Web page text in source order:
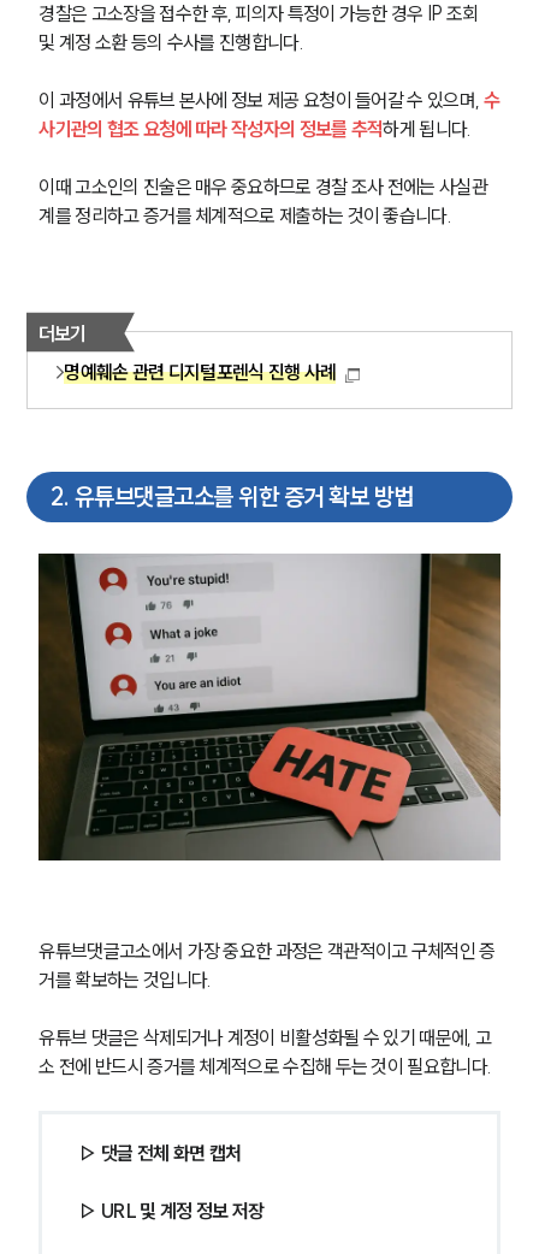
경찰은 고소장을 접수한 후, 피의자 특정이 가능한 경우 IP 조회
및 계정 소환 등의 수사를 진행합니다.
이 과정에서 유튜브 본사에 정보 제공 요청이 들어갈 수 있으며, 수
사기관의 협조 요청에 따라 작성자의 정보를 추적하게 됩니다.
이때 고소인의 진술은 매우 중요하므로 경찰 조사 전에는 사실관
계를 정리하고 증거를 체계적으로 제출하는 것이 좋습니다.
더보기
명예훼손 관련 디지털포렌식 진행 사례
2. 유튜브댓글고소를 위한 증거 확보 방법
유튜브댓글고소에서 가장 중요한 과정은 객관적이고 구체적인 증
거를 확보하는 것입니다.
유튜브 댓글은 삭제되거나 계정이 비활성화될 수 있기 때문에, 고
소 전에 반드시 증거를 체계적으로 수집해 두는 것이 필요합니다.
▷ 댓글 전체 화면 캡처
▷ URL 및 계정 정보 저장